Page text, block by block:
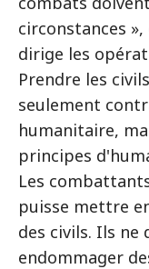
circonstances
dirige les
Prendre les
seulement
humanitaire,
principes
Les
puisse mettre
des civils. Ils ne
endommager